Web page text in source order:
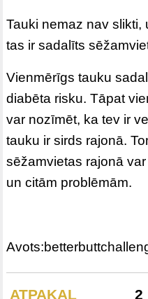
Tauki nemaz nav
tas ir sadalīts
Vienmērīgs tauku
diabēta risku. Tāpat
var nozīmēt, ka tev ir
tauku ir sirds rajonā.
sēžamvietas rajonā
un citām problēmām.
ATPAKAĻ 2